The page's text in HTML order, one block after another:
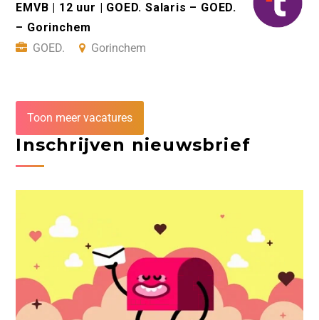
EMVB | 12 uur | GOED. Salaris – GOED.
– Gorinchem
GOED.
Gorinchem
Toon meer vacatures
Inschrijven nieuwsbrief